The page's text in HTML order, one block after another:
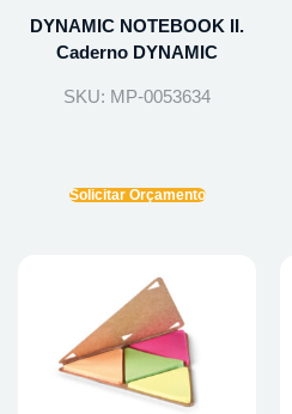
DYNAMIC NOTEBOOK II.
Caderno DYNAMIC
SKU: MP-0053634
Solicitar Orçamento